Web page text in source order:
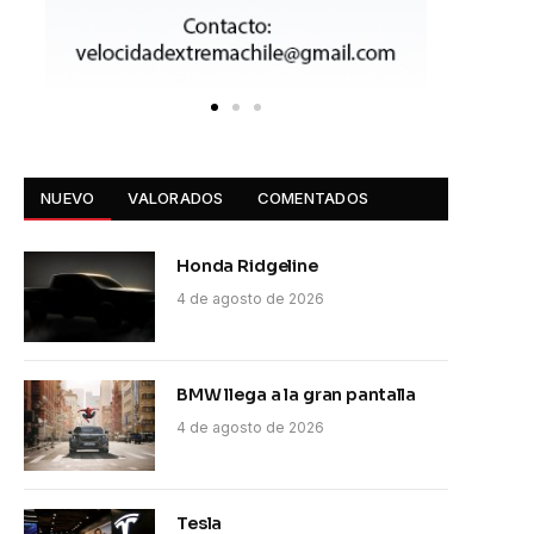
NUEVO VALORADOS COMENTADOS
Honda Ridgeline
4 de agosto de 2026
BMW llega a la gran pantalla
4 de agosto de 2026
Tesla